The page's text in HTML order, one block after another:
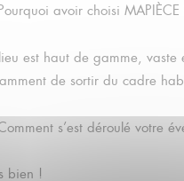
avoir choisi MAPIÈCE
est haut de gamme,
de sortir du cadre
s’est déroulé votre
bien !